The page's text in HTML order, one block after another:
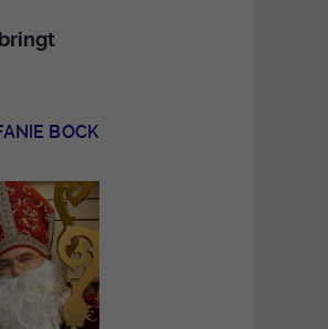
BOCK